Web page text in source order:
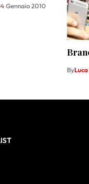
4 Gennaio 2010
By